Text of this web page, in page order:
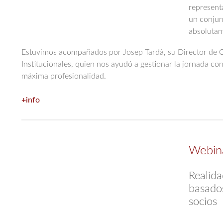
un
Estuvimos acompañados por Josep Tardà, su Director de
Institucionales, quien nos ayudó a gestionar la jornada
máxima profesionalidad.
+info
socios